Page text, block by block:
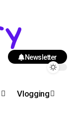
Newsletter
Vlogging